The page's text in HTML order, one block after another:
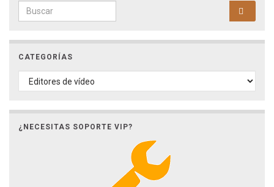
Search for:
CATEGORÍAS
CATEGORÍAS
¿NECESITAS SOPORTE VIP?